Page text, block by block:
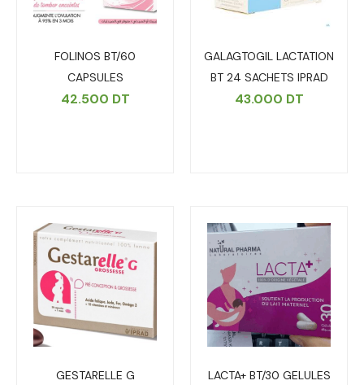
FOLINOS BT/60
CAPSULES
42.500 DT
GALAGTOGIL LACTATION
BT 24 SACHETS IPRAD
43.000 DT
GESTARELLE G
LACTA+ BT/30 GELULES